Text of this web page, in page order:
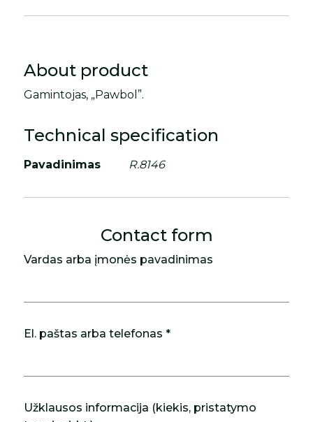
About product
Gamintojas, „Pawbol”.
Technical specification
Pavadinimas R.8146
Contact form
Vardas arba įmonės pavadinimas
El. paštas arba telefonas *
Užklausos informacija (kiekis, pristatymo